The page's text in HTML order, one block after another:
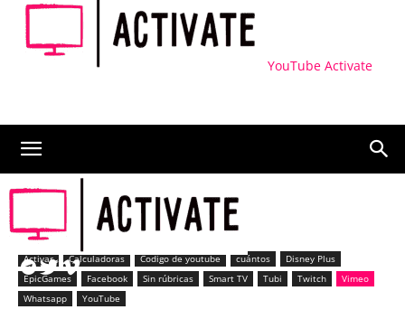
YouTube Activate
Vimeo
Activar Calculadoras Codigo de youtube cuántos
Disney Plus
EpicGames
Facebook Sin rúbricas Smart TV Tubi Twitch
Vimeo
Whatsapp
YouTube